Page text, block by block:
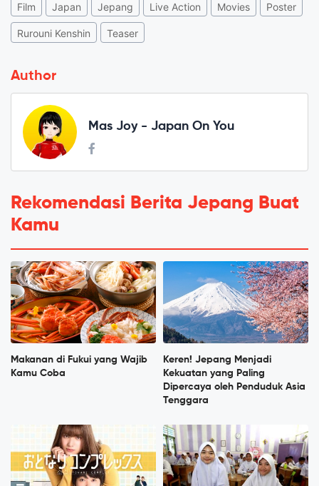
Film Japan Jepang Live Action Movies Poster
Rurouni Kenshin Teaser
Author
Mas Joy - Japan On You
Rekomendasi Berita Jepang Buat
Kamu
Makanan di Fukui yang Wajib
Kamu Coba
Keren! Jepang Menjadi
Kekuatan yang Paling
Dipercaya oleh Penduduk Asia
Tenggara